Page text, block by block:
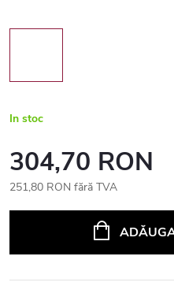
In stoc
304,70 RON
251,80 RON fără TVA